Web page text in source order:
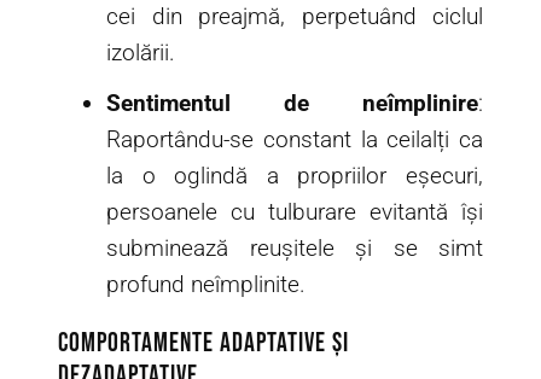
cei din preajmă, perpetuând ciclul
izolării.
Sentimentul de neîmplinire:
Raportându-se constant la ceilalți ca
la o oglindă a propriilor eșecuri,
persoanele cu tulburare evitantă își
subminează reușitele și se simt
profund neîmplinite.
Comportamente adaptative și